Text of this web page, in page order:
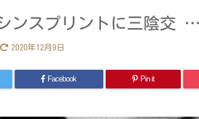
ンスプリントに三陰交
2020年12月9日
Facebook Pin it